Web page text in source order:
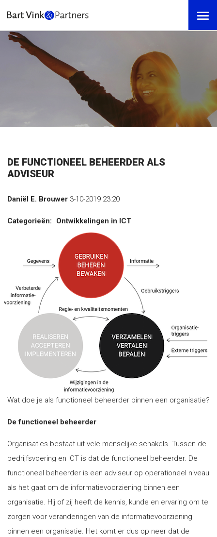
DE FUNCTIONEEL BEHEERDER ALS
ADVISEUR
Daniël E. Brouwer 3-10-2019 23:20
Categorieën: Ontwikkelingen in ICT
Wat doe je als functioneel beheerder binnen een organisatie?
De functioneel beheerder
Organisaties bestaat uit vele menselijke schakels. Tussen de
bedrijfsvoering en ICT is dat de functioneel beheerder. De
functioneel beheerder is een adviseur op operationeel niveau
als het gaat om de informatievoorziening binnen een
organisatie. Hij of zij heeft de kennis, kunde en ervaring om te
zorgen voor veranderingen van de informatievoorziening
binnen een organisatie. Het komt er dus op neer dat de